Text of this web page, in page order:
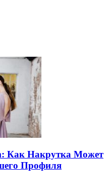
Как Накрутка Может
Профиля